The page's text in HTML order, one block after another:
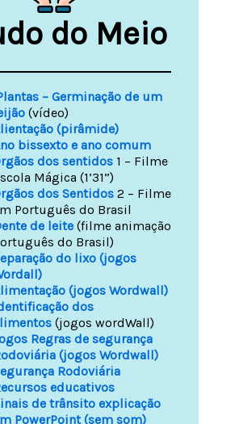
do Meio
– Germinação de um
(vídeo)
(pirâmide)
bissexto e ano comum
dos sentidos1 – Filme
Mágica (1’31”)
dos Sentidos2 – Filme
Português do Brasil
de leite(filme animação
do Brasil)
do lixo (jogos
(jogos Wordwall)
dos
(jogos wordWall)
Regras de segurança
(jogos Wordwall)
Rodoviária
educativos
de trânsito explicação
PowerPoint (sem som)